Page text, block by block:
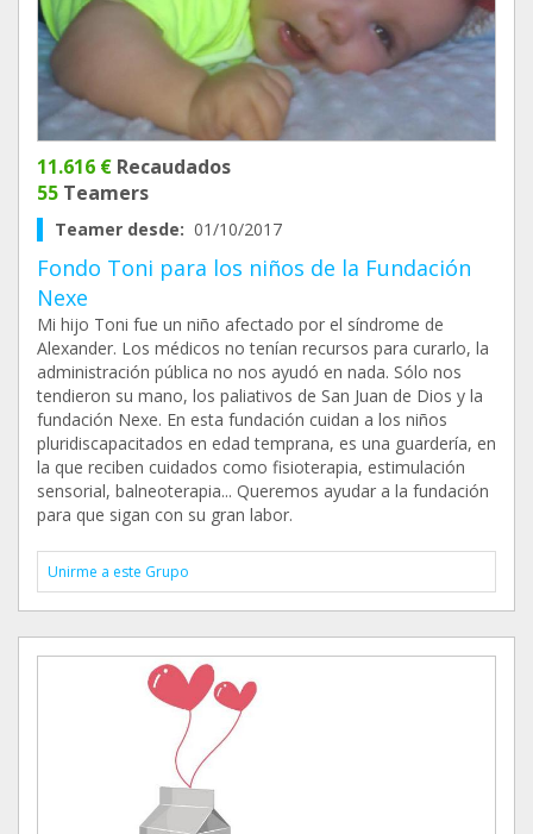
11.616 € Recaudados
55 Teamers
Teamer desde: 01/10/2017
Fondo Toni para los niños de la Fundación
Nexe
Mi hijo Toni fue un niño afectado por el síndrome de
Alexander. Los médicos no tenían recursos para curarlo, la
administración pública no nos ayudó en nada. Sólo nos
tendieron su mano, los paliativos de San Juan de Dios y la
fundación Nexe. En esta fundación cuidan a los niños
pluridiscapacitados en edad temprana, es una guardería, en
la que reciben cuidados como fisioterapia, estimulación
sensorial, balneoterapia... Queremos ayudar a la fundación
para que sigan con su gran labor.
Unirme a este Grupo